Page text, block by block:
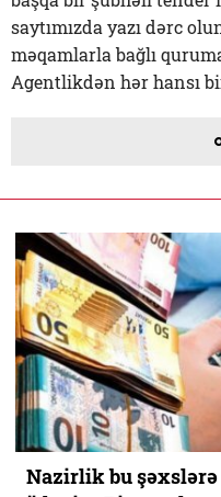
saytımızda yazı dərc
məqamlarla bağlı
Agentlikdən hər hansı
Nazirlik bu